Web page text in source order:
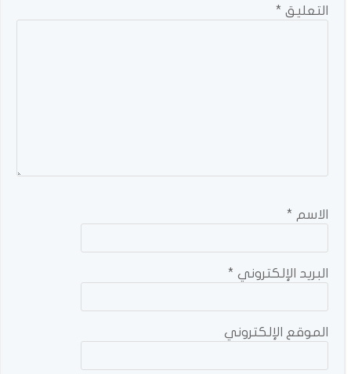
التعليق *
الاسم *
البريد الإلكتروني *
الموقع الإلكتروني